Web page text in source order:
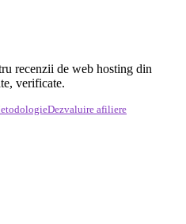
recenzii de web hosting din
verificate.
Dezvaluire afiliere